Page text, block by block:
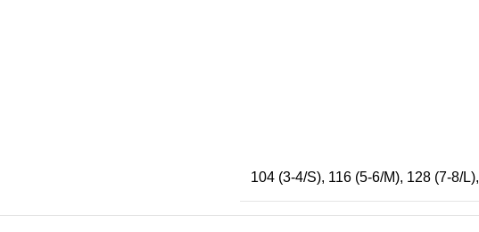
104 (3-4/S), 116 (5-6/M), 128 (7-8/L),